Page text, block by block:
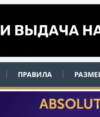
ПРАВИЛА